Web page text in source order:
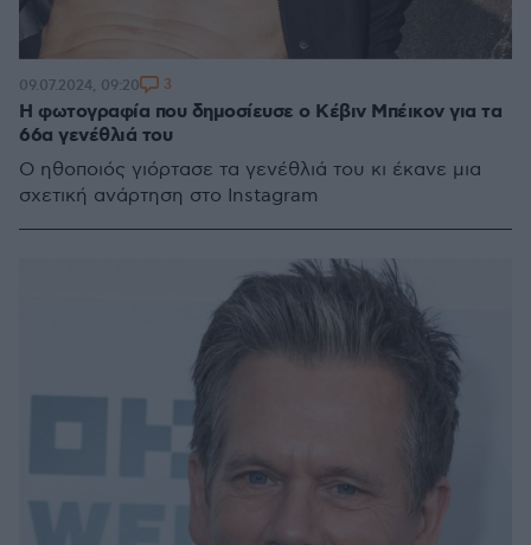
Η φωτογραφία που δημοσίευσε ο Κέβιν Μπέικον για τα
66α γενέθλιά του
Ο ηθοποιός γιόρτασε τα γενέθλιά του κι έκανε μια
σχετική ανάρτηση στο Instagram
09.07.2024, 09:20 3